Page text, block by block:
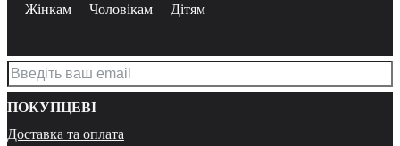
Жінкам Чоловікам Дітям
ПОКУПЦЕВІ
Доставка та оплата